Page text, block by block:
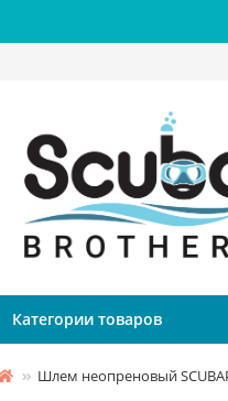
Категории товаров
Шлем неопреновый